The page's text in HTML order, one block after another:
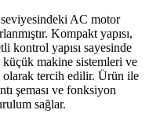
AC motor
Kompakt yapısı,
kontrol yapısı sayesinde
makine sistemleri ve
tercih edilir. Ürün ile
şeması ve fonksiyon
sağlar.